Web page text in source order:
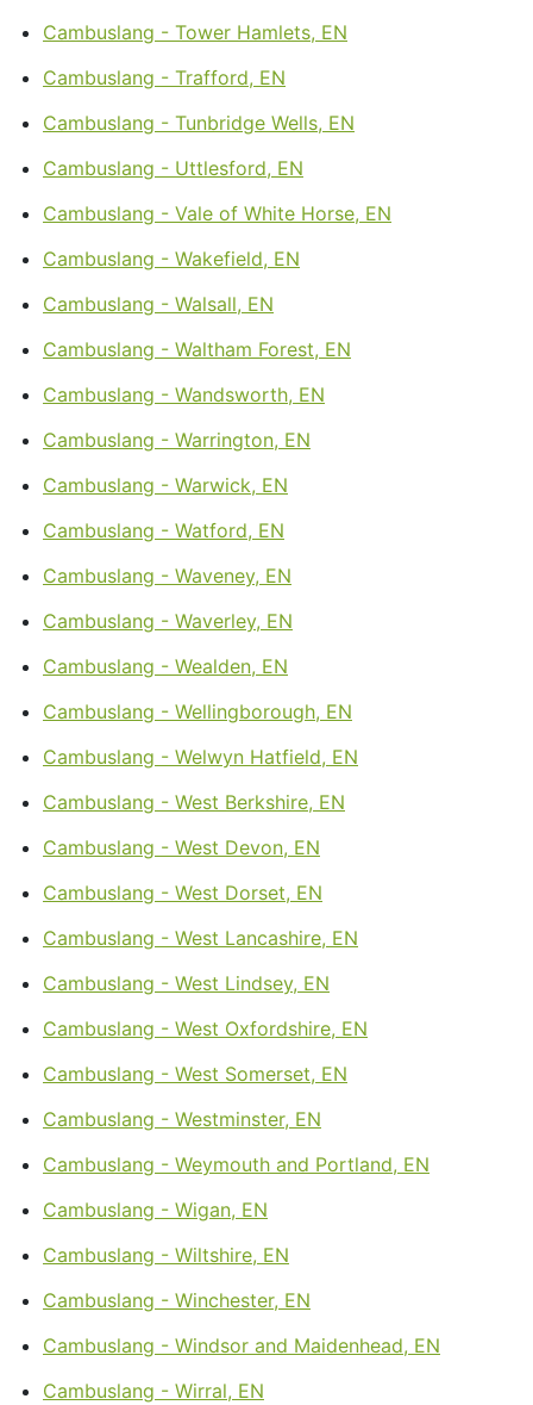
Cambuslang - Tower Hamlets, EN
Cambuslang - Trafford, EN
Cambuslang - Tunbridge Wells, EN
Cambuslang - Uttlesford, EN
Cambuslang - Vale of White Horse, EN
Cambuslang - Wakefield, EN
Cambuslang - Walsall, EN
Cambuslang - Waltham Forest, EN
Cambuslang - Wandsworth, EN
Cambuslang - Warrington, EN
Cambuslang - Warwick, EN
Cambuslang - Watford, EN
Cambuslang - Waveney, EN
Cambuslang - Waverley, EN
Cambuslang - Wealden, EN
Cambuslang - Wellingborough, EN
Cambuslang - Welwyn Hatfield, EN
Cambuslang - West Berkshire, EN
Cambuslang - West Devon, EN
Cambuslang - West Dorset, EN
Cambuslang - West Lancashire, EN
Cambuslang - West Lindsey, EN
Cambuslang - West Oxfordshire, EN
Cambuslang - West Somerset, EN
Cambuslang - Westminster, EN
Cambuslang - Weymouth and Portland, EN
Cambuslang - Wigan, EN
Cambuslang - Wiltshire, EN
Cambuslang - Winchester, EN
Cambuslang - Windsor and Maidenhead, EN
Cambuslang - Wirral, EN